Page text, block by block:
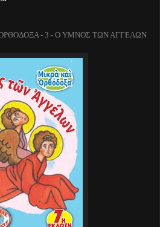
- 3 - Ο ΥΜΝΟΣ ΤΩΝ ΑΓΓΕΛΩΝ